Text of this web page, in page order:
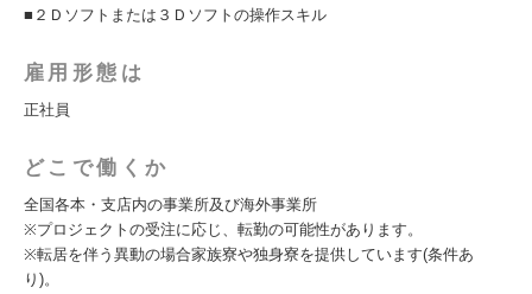
■２Ｄソフトまたは３Ｄソフトの操作スキル
雇用形態は
正社員
どこで働くか
全国各本・支店内の事業所及び海外事業所
※プロジェクトの受注に応じ、転勤の可能性があります。
※転居を伴う異動の場合家族寮や独身寮を提供しています(条件あ
り)。